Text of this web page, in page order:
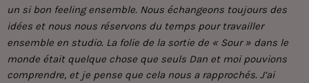
un si bon feeling ensemble. Nous échangeons toujours des
idées et nous nous réservons du temps pour travailler
ensemble en studio. La folie de la sortie de « Sour » dans le
monde était quelque chose que seuls Dan et moi pouvions
comprendre, et je pense que cela nous a rapprochés. J’ai